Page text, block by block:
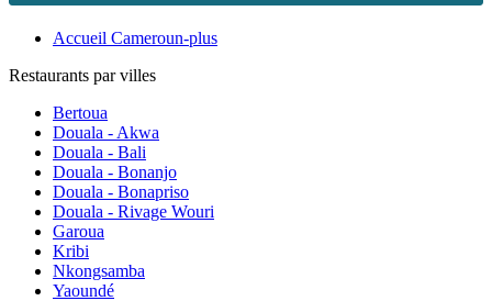
Accueil Cameroun-plus
Restaurants par villes
Bertoua
Douala - Akwa
Douala - Bali
Douala - Bonanjo
Douala - Bonapriso
Douala - Rivage Wouri
Garoua
Kribi
Nkongsamba
Yaoundé